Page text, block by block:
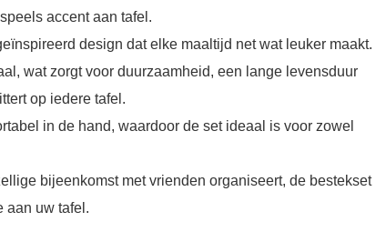
accent aan tafel.
design dat elke maaltijd net wat leuker maakt.
wat zorgt voor duurzaamheid, een lange levensduur
op iedere tafel.
in de hand, waardoor de set ideaal is voor zowel
bijeenkomst met vrienden organiseert, de bestekset
aan uw tafel.